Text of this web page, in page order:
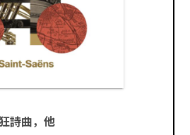
詩曲，他